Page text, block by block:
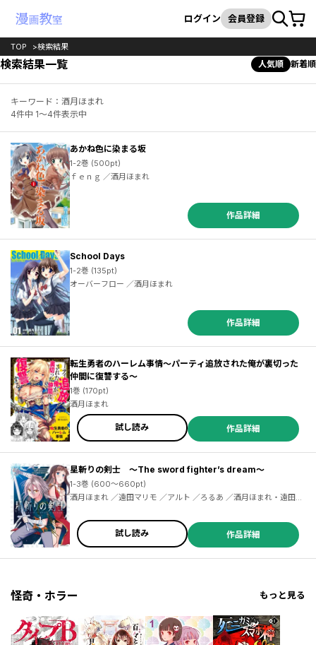
検索
ログイン 会員登録カート
TOP 検索結果
検索結果一覧 人気順 新着順
キーワード：酒月ほまれ
4件中 1～4件表示中
あかね色に染まる坂
1-2巻 (500pt)
ｆｅｎｇ ／酒月ほまれ
作品詳細
School Days
1-2巻 (135pt)
オーバーフロー ／酒月ほまれ
作品詳細
転生勇者のハーレム事情～パーティ追放された俺が裏切った
仲間に復讐する～
1巻 (170pt)
酒月ほまれ
試し読み 作品詳細
星斬りの剣士 ～The sword fighter’s dream～
1-3巻 (600～660pt)
酒月ほまれ ／遠田マリモ ／アルト ／ろるあ ／酒月ほまれ・遠田マ
試し読み 作品詳細
怪奇・ホラー もっと見る